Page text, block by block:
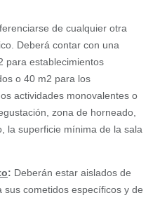
de cualquier otra
Deberá contar con una
para establecimientos
o 40 m2 para los
actividades monovalentes o
zona de horneado,
la superficie mínima de la sala
: Deberán estar aislados de
cometidos específicos y de